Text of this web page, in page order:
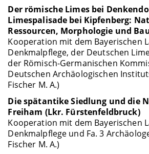
Der römische Limes bei
Limespalisade bei Kipfenberg:
Ressourcen, Morphologie und
Kooperation mit dem Bayerischen
Denkmalpflege, der Deutschen
der Römisch-Germanischen
Deutschen Archäologischen
Fischer M. A.)
Die spätantike Siedlung und die
Freiham (Lkr. Fürstenfeldbruck)
Kooperation mit dem Bayerischen
Denkmalpflege und Fa. 3
Fischer M. A.)